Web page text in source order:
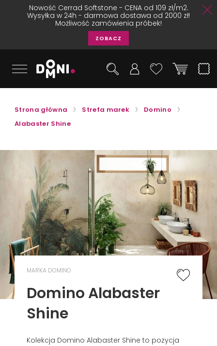
Nowość Cerrad Softstone - CENA od 109 zł/m2.
Wysyłka w 24h - darmowa dostawa od 2000 zł!
Możliwość zamówienia próbek!
ZOBACZ
Strona główna Strefa marek
Domino
Alabaster Shine
MARKA DOMINO
Domino Alabaster
Shine
Kolekcja Domino Alabaster Shine to pozycja